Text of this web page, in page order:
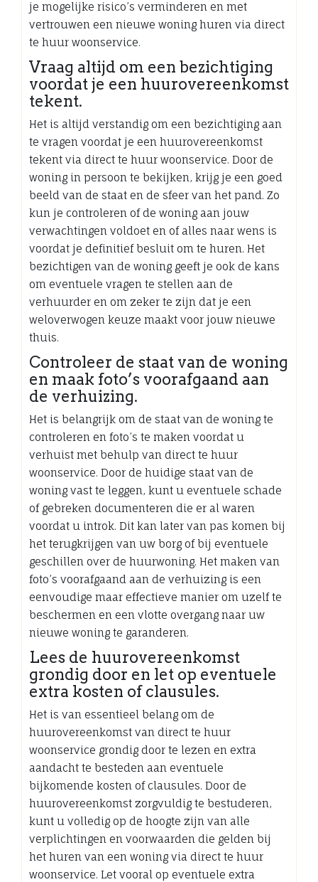
je mogelijke risico’s verminderen en met
vertrouwen een nieuwe woning huren via direct
te huur woonservice.
Vraag altijd om een bezichtiging
voordat je een huurovereenkomst
tekent.
Het is altijd verstandig om een bezichtiging aan
te vragen voordat je een huurovereenkomst
tekent via direct te huur woonservice. Door de
woning in persoon te bekijken, krijg je een goed
beeld van de staat en de sfeer van het pand. Zo
kun je controleren of de woning aan jouw
verwachtingen voldoet en of alles naar wens is
voordat je definitief besluit om te huren. Het
bezichtigen van de woning geeft je ook de kans
om eventuele vragen te stellen aan de
verhuurder en om zeker te zijn dat je een
weloverwogen keuze maakt voor jouw nieuwe
thuis.
Controleer de staat van de woning
en maak foto’s voorafgaand aan
de verhuizing.
Het is belangrijk om de staat van de woning te
controleren en foto’s te maken voordat u
verhuist met behulp van direct te huur
woonservice. Door de huidige staat van de
woning vast te leggen, kunt u eventuele schade
of gebreken documenteren die er al waren
voordat u introk. Dit kan later van pas komen bij
het terugkrijgen van uw borg of bij eventuele
geschillen over de huurwoning. Het maken van
foto’s voorafgaand aan de verhuizing is een
eenvoudige maar effectieve manier om uzelf te
beschermen en een vlotte overgang naar uw
nieuwe woning te garanderen.
Lees de huurovereenkomst
grondig door en let op eventuele
extra kosten of clausules.
Het is van essentieel belang om de
huurovereenkomst van direct te huur
woonservice grondig door te lezen en extra
aandacht te besteden aan eventuele
bijkomende kosten of clausules. Door de
huurovereenkomst zorgvuldig te bestuderen,
kunt u volledig op de hoogte zijn van alle
verplichtingen en voorwaarden die gelden bij
het huren van een woning via direct te huur
woonservice. Let vooral op eventuele extra